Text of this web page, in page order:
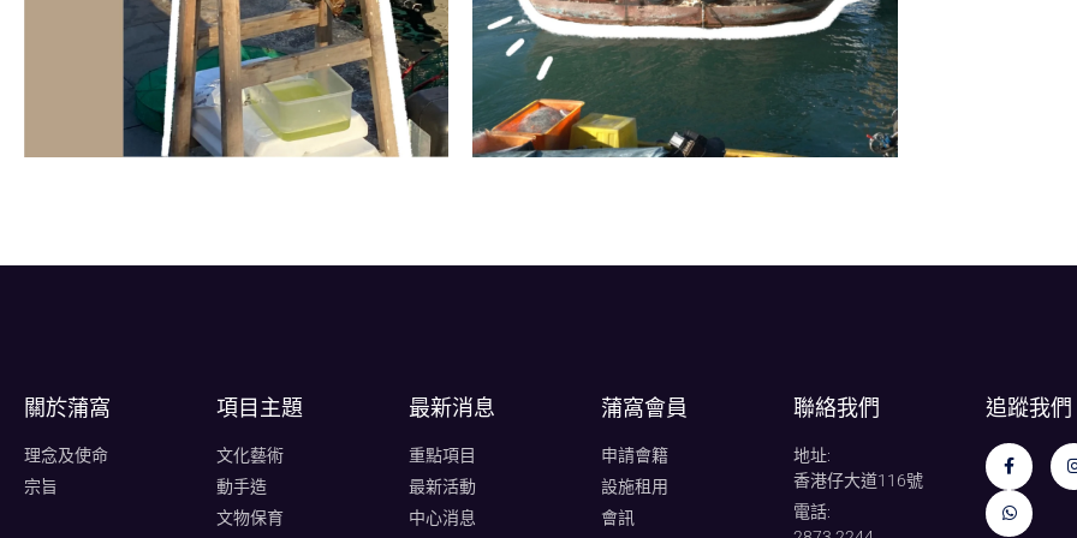
關於蒲窩​
理念及使命
宗旨
項目主題
文化藝術
動手造
文物保育
最新消息
重點項目
最新活動
中心消息
蒲窩會員
申請會籍
設施租用
會訊
聯絡我們
地址:
香港仔大道116號
電話:
追蹤我們